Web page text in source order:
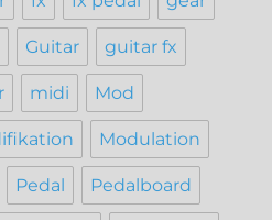
Guitar guitar fx
midi Mod
Modulation
Pedal Pedalboard